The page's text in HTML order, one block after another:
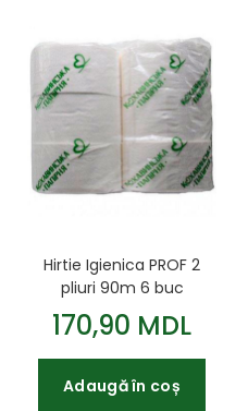
Hirtie Igienica PROF 2
pliuri 90m 6 buc
Djambo
170,90 MDL
Adaugă în coș